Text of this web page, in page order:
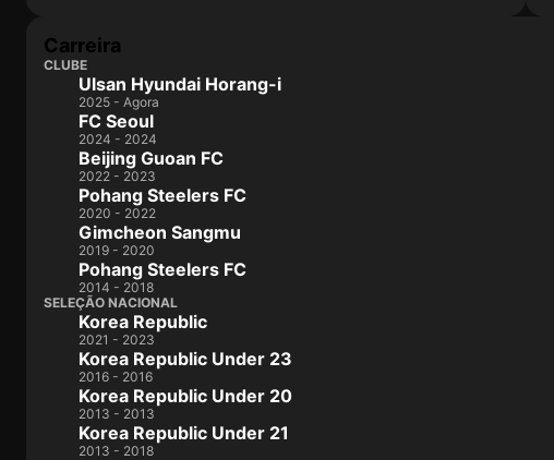
Carreira
CLUBE
Ulsan Hyundai Horang-i
2025 - Agora
FC Seoul
2024 - 2024
Beijing Guoan FC
2022 - 2023
Pohang Steelers FC
2020 - 2022
Gimcheon Sangmu
2019 - 2020
Pohang Steelers FC
2014 - 2018
SELEÇÃO NACIONAL
Korea Republic
2021 - 2023
Korea Republic Under 23
2016 - 2016
Korea Republic Under 20
2013 - 2013
Korea Republic Under 21
2013 - 2018